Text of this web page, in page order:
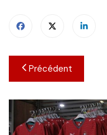
Navigation
de
l’article
Précédent